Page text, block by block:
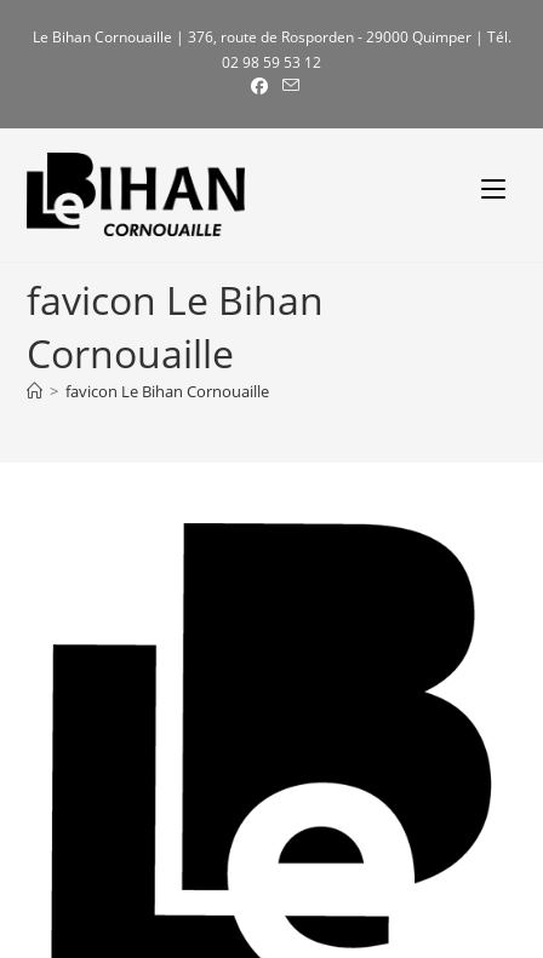
Le Bihan Cornouaille | 376, route de Rosporden - 29000 Quimper | Tél.
02 98 59 53 12
favicon Le Bihan
Cornouaille
> favicon Le Bihan Cornouaille